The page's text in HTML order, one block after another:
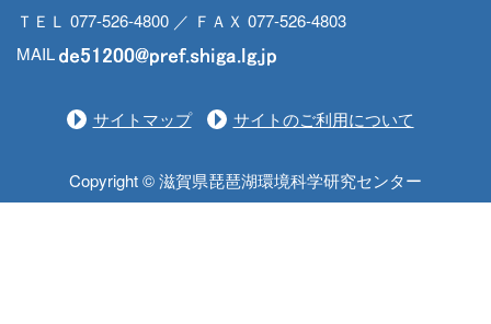
ＴＥＬ 077-526-4800 ／ ＦＡＸ 077-526-4803
MAIL
サイトマップ サイトのご利用について
Copyright © 滋賀県琵琶湖環境科学研究センター